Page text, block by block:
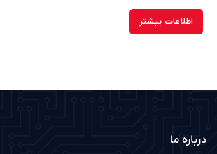
اطلاعات بیشتر
درباره ما